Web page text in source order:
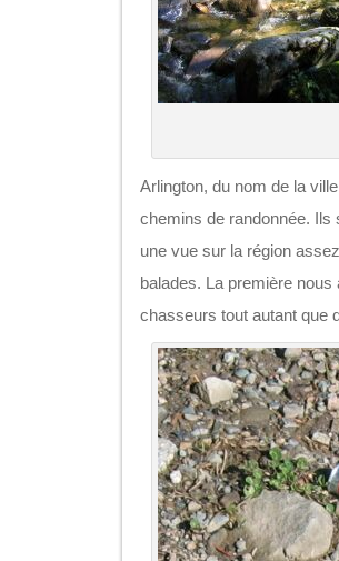
Arlington, du nom de la
chemins de randonnée.
une vue sur la région
balades. La première nous
chasseurs tout autant que